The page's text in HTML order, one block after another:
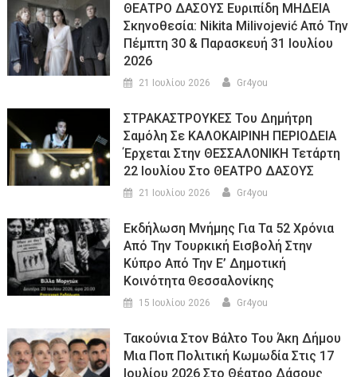
ΘΕΑΤΡΟ ΔΑΣΟΥΣ Ευριπίδη ΜΗΔΕΙΑ
Σκηνοθεσία: Nikita Milivojević Από Την
Πέμπτη 30 & Παρασκευή 31 Ιουλίου
2026
21 Ιουλίου 2026 Gr4you
ΣΤΡΑΚΑΣΤΡΟΥΚΕΣ Του Δημήτρη
Σαμόλη Σε ΚΑΛΟΚΑΙΡΙΝΗ ΠΕΡΙΟΔΕΙΑ
Έρχεται Στην ΘΕΣΣΑΛΟΝΙΚΗ Τετάρτη
22 Ιουλίου Στο ΘΕΑΤΡΟ ΔΑΣΟΥΣ
21 Ιουλίου 2026 Gr4you
Εκδήλωση Μνήμης Για Τα 52 Χρόνια
Από Την Τουρκική Εισβολή Στην
Κύπρο Από Την Ε’ Δημοτική
Κοινότητα Θεσσαλονίκης
15 Ιουλίου 2026 Gr4you
Τακούνια Στον Βάλτο Του Άκη Δήμου
Μια Ποπ Πολιτική Κωμωδία Στις 17
Ιουλίου 2026 Στο Θέατρο Δάσους